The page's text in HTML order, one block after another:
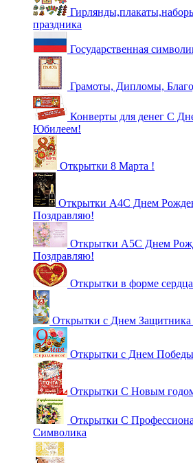
праздника
Государственная
Грамоты, Дипломы,
Конверты для денег С
Юбилеем!
Открытки 8 Марта !
Открытки А4С Днем
Поздравляю!
Открытки А5С Днем
Поздравляю!
Открытки в форме
Открытки с Днем Защитника
Открытки с Днем
Открытки С Новым
Открытки С
Символика